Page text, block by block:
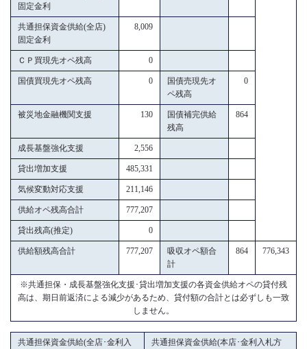
固定金利
共通担保資金供給(全店)
固定金利
8,009
ＣＰ買現先オペ残高 0
国債買現先オペ残高 0
国債売現先オ
ペ残高
0
被災地金融機関支援 130
国債補完供給
残高
864
成長基盤強化支援 2,556
貸出増加支援 485,331
気候変動対応支援 211,146
供給オペ残高合計 777,207
貸出残高(推定) 0
供給額残高合計 777,207
吸収オペ額合
計
864 776,343
※共通担保・成長基盤強化支援･貸出増加支援の各資金供給オペの貸付残
高は、期日前返済による減少があるため、貸付額の合計とは必ずしも一致
しません。
共通担保資金供給(全店･金利入
共通担保資金供給(本店･金利入札方